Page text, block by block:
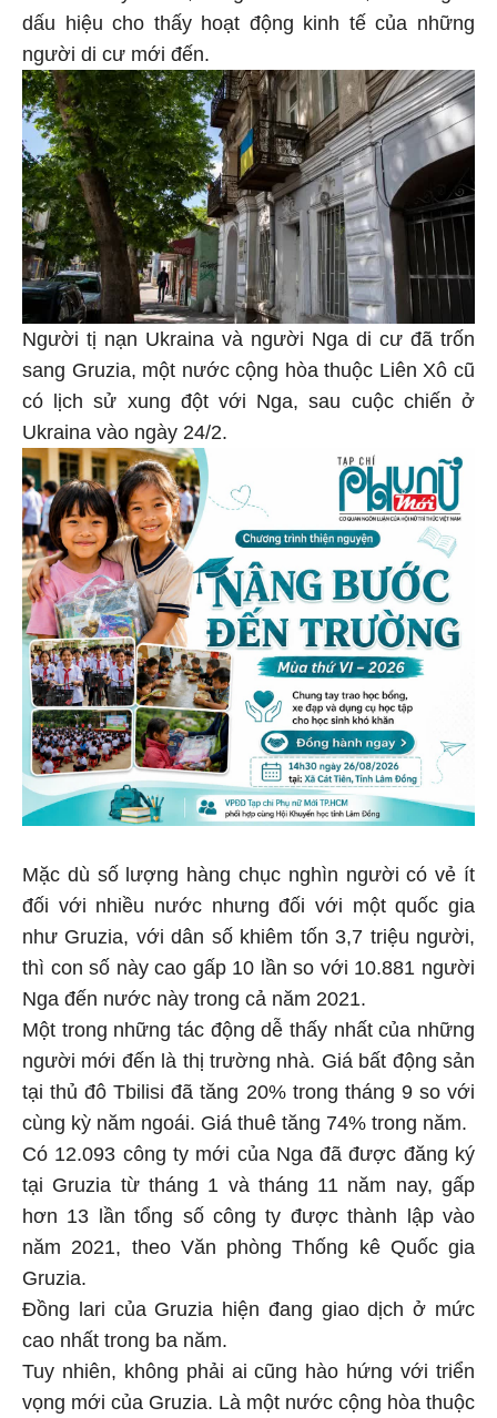
dấu hiệu cho thấy hoạt động kinh tế của những
người di cư mới đến.
Người tị nạn Ukraina và người Nga di cư đã trốn
sang Gruzia, một nước cộng hòa thuộc Liên Xô cũ
có lịch sử xung đột với Nga, sau cuộc chiến ở
Ukraina vào ngày 24/2.
Mặc dù số lượng hàng chục nghìn người có vẻ ít
đối với nhiều nước nhưng đối với một quốc gia
như Gruzia, với dân số khiêm tốn 3,7 triệu người,
thì con số này cao gấp 10 lần so với 10.881 người
Nga đến nước này trong cả năm 2021.
Một trong những tác động dễ thấy nhất của những
người mới đến là thị trường nhà. Giá bất động sản
tại thủ đô Tbilisi đã tăng 20% trong tháng 9 so với
cùng kỳ năm ngoái. Giá thuê tăng 74% trong năm.
Có 12.093 công ty mới của Nga đã được đăng ký
tại Gruzia từ tháng 1 và tháng 11 năm nay, gấp
hơn 13 lần tổng số công ty được thành lập vào
năm 2021, theo Văn phòng Thống kê Quốc gia
Gruzia.
Đồng lari của Gruzia hiện đang giao dịch ở mức
cao nhất trong ba năm.
Tuy nhiên, không phải ai cũng hào hứng với triển
vọng mới của Gruzia. Là một nước cộng hòa thuộc